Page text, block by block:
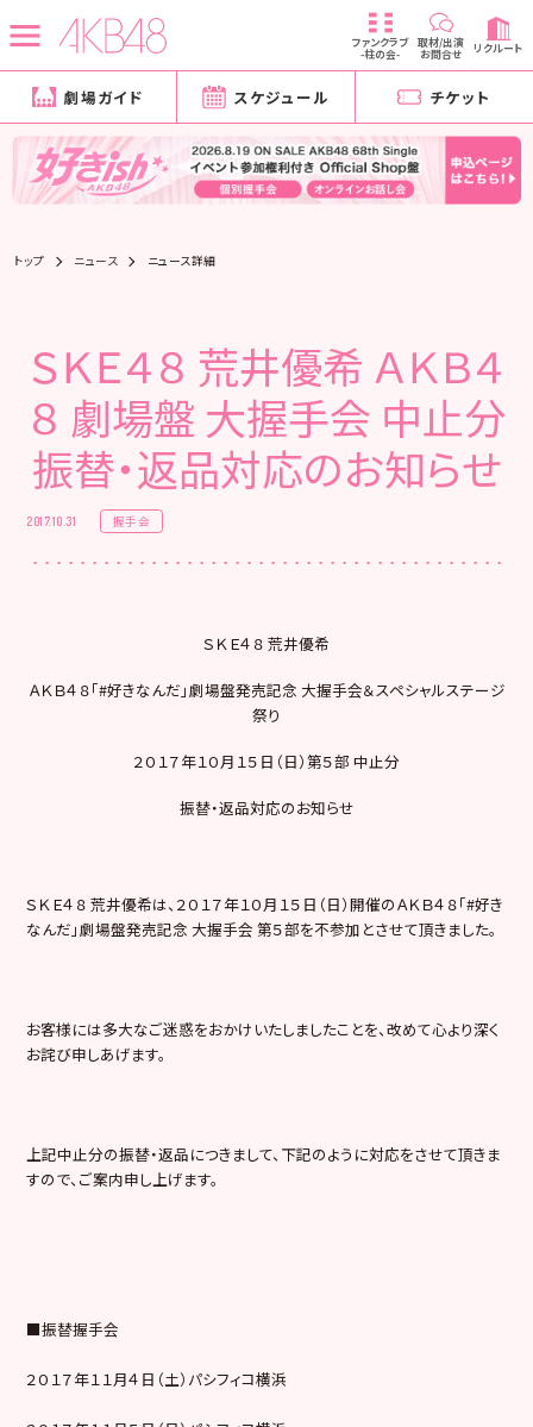
ファンクラブ
-柱の会-
取材/出演
お問合せ リクルート
劇場ガイド スケジュール チケット
トップ ニュース ニュース詳細
ＳＫＥ４８ 荒井優希 ＡＫＢ４
８ 劇場盤 大握手会 中止分
振替・返品対応のお知らせ
2017.10.31 握手会
ＳＫＥ４８ 荒井優希
ＡＫＢ４８「#好きなんだ」劇場盤発売記念 大握手会＆スペシャルステージ
祭り
２０１７年１０月１５日（日）第５部 中止分
振替・返品対応のお知らせ
ＳＫＥ４８ 荒井優希は、２０１７年１０月１５日（日）開催のＡＫＢ４８「#好き
なんだ」劇場盤発売記念 大握手会 第５部を不参加とさせて頂きました。
お客様には多大なご迷惑をおかけいたしましたことを、改めて心より深く
お詫び申しあげます。
上記中止分の振替・返品につきまして、下記のように対応をさせて頂きま
すので、ご案内申し上げます。
■振替握手会
２０１７年１１月４日（土）パシフィコ横浜